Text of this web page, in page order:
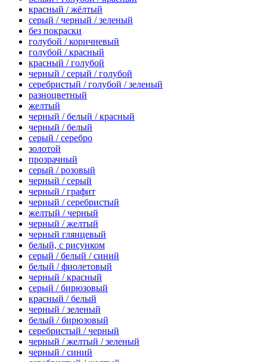
красный / жёлтый
серый / черный / зеленый
без покраски
голубой / коричневый
голубой / красный
красный / голубой
черный / серый / голубой
серебристый / голубой / зеленый
разноцветный
желтый
черный / белый / красный
черный / белый
серый / серебро
золотой
прозрачный
серый / розовый
черный / серый
черный / графит
черный / серебристый
желтый / черный
черный / желтый
черный глянцевый
белый, с рисунком
серый / белый / синий
белый / фиолетовый
черный / красный
серый / бирюзовый
красный / белый
черный / зеленый
белый / бирюзовый
серебристый / черный
черный / желтый / зеленый
черный / синий